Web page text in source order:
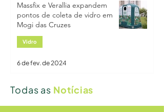
Massfix e Verallia expandem
pontos de coleta de vidro em
Mogi das Cruzes
Vidro
6 de fev. de 2024
Todas as Notícias